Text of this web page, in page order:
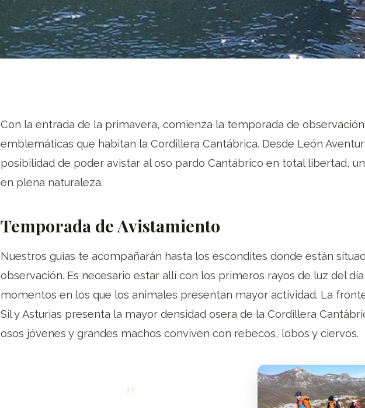
Con la entrada de la primavera, comienza la temporada de
emblemáticas que habitan la Cordillera Cantábrica. Desde León
posibilidad de poder avistar al oso pardo Cantábrico en total libertad,
en plena naturaleza.
Temporada de Avistamiento
Nuestros guías te acompañarán hasta los escondites donde están
observación. Es necesario estar allí con los primeros rayos de luz del
momentos en los que los animales presentan mayor actividad. La
Sil y Asturias presenta la mayor densidad osera de la Cordillera
osos jóvenes y grandes machos conviven con rebecos, lobos y ciervos.